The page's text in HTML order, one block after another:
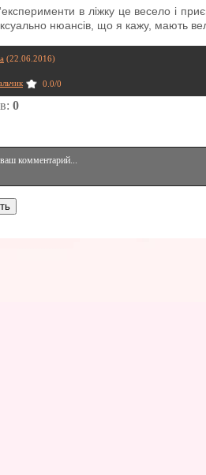
в ліжку це весело і
нюансів, що я кажу, мають
(22.06.2016)
0.0/0
: 0